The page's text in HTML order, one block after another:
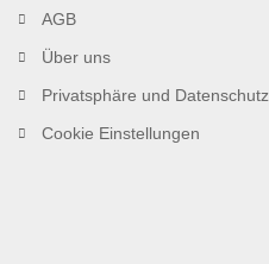
AGB
Über uns
Privatsphäre und Datenschutz
Cookie Einstellungen